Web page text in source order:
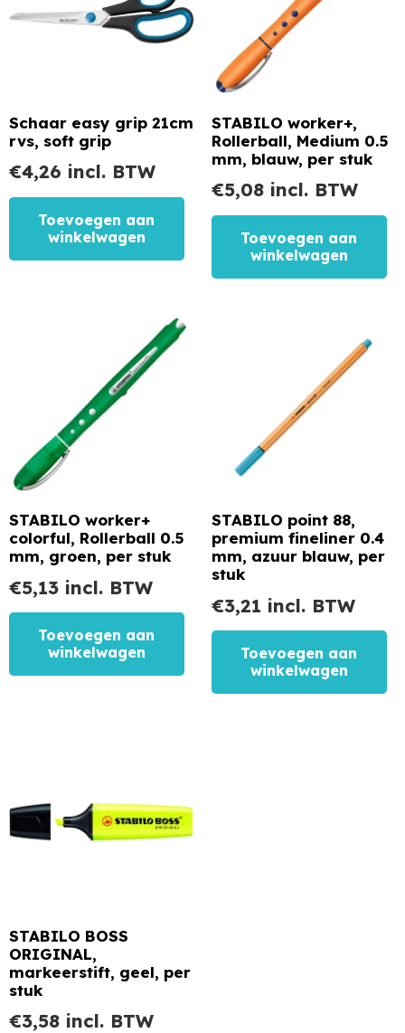
Schaar easy grip 21cm
rvs, soft grip
€4,26 incl. BTW
Toevoegen aan
winkelwagen
STABILO worker+,
Rollerball, Medium 0.5
mm, blauw, per stuk
€5,08 incl. BTW
Toevoegen aan
winkelwagen
STABILO worker+
colorful, Rollerball 0.5
mm, groen, per stuk
€5,13 incl. BTW
Toevoegen aan
winkelwagen
STABILO point 88,
premium fineliner 0.4
mm, azuur blauw, per
stuk
€3,21 incl. BTW
Toevoegen aan
winkelwagen
STABILO BOSS
ORIGINAL,
markeerstift, geel, per
stuk
€3,58 incl. BTW